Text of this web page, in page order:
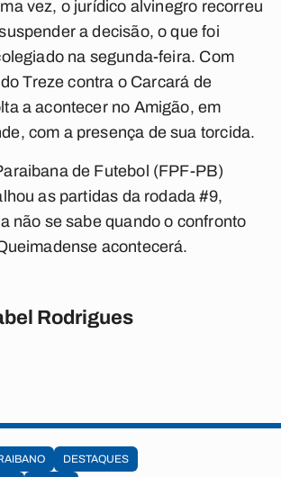
vez, o jurídico alvinegro recorreu
a decisão, o que foi
na segunda-feira. Com
Treze contra o Carcará de
a acontecer no Amigão, em
com a presença de sua torcida.
de Futebol (FPF-PB)
as partidas da rodada #9,
não se sabe quando o confronto
acontecerá.
Rodrigues
DESTAQUES